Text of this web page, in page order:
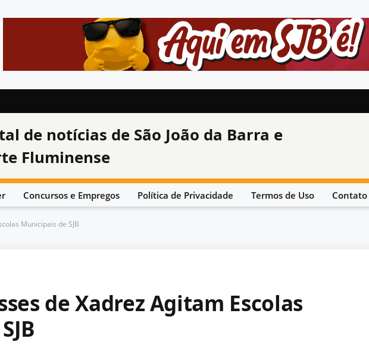
de notícias de São João da Barra e
Fluminense
Concursos e Empregos Política de Privacidade Termos de Uso Contato
Municipais de SJB
de Xadrez Agitam Escolas